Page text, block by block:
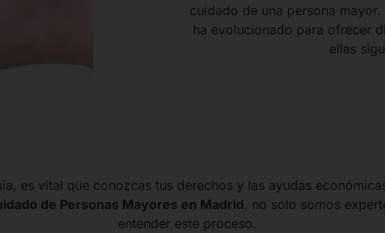
cuidado de una persona
ha evolucionado para ofrecer
ellas
es vital que conozcas tus derechos y las ayudas
de Personas Mayores en Madrid, no solo somos
entender este proceso.